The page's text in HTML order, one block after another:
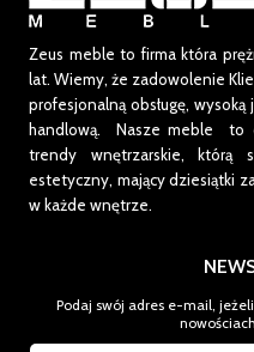
Zeus meble to firma która
lat. Wiemy, że zadowolenie
profesjonalną obsługę,
handlową. Nasze meble to
trendy wnętrzarskie, którą
estetyczny, mający dziesiątki
w każde wnętrze.
Podaj swój adres e-mail,